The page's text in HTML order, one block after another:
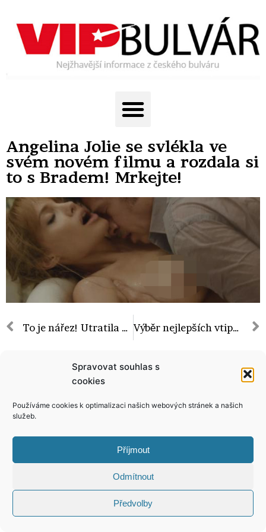
Spravovat souhlas s
cookies
Používáme cookies k optimalizaci našich webových stránek a našich
služeb.
Příjmout
Odmítnout
Předvolby
Angelina Jolie se svlékla ve
svém novém filmu a rozdala si
to s Bradem! Mrkejte!
To je nářez! Utratila 200 tisíc dolarů, aby vypadala jako animovaná postavička Jessica Rabbit! Výběr nejlepších vtipů o Zemanovi! Uznejte, ty sednou!
KONTAKT
Copyright © 2026 VIP Bulvár, All Rights
Reserved